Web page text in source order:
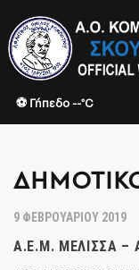
⚽ Γήπεδο --°C
9 ΦΕΒΡΟΥΑΡΊΟΥ 2019
Α.Ε.Μ. ΜΈΛΙΣΣΑ –